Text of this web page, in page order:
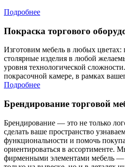
Подробнее
Покраска торгового
Изготовим мебель в любых цветах:
столярные изделия в любой
уровня технологической
покрасочной камере, в рамках
Подробнее
Брендирование торговой
Брендирование — это не только
сделать ваше пространство
функциональности и помочь
ориентироваться в
фирменными элементами мебель —